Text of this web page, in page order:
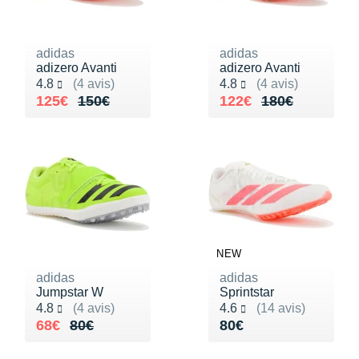
adidas
adizero Avanti
4.8
(4 avis)
Noté 4.8 sur 5
150€
Au lieu de 150€
125€
Vendu 125€
adidas
adizero Avanti
4.8
(4 avis)
Noté 4.8 sur 5
180€
Au lieu de 180€
122€
Vendu 122€
adidas
Jumpstar W
4.8
(4 avis)
Noté 4.8 sur 5
80€
Au lieu de 80€
68€
Vendu 68€
NEW
adidas
Sprintstar
4.6
(14 avis)
Noté 4.6 sur 5
80€
Vendu 80€
Raidlight
Salomon
Saucony
Scarpa
Scott
Smoon
Speedo